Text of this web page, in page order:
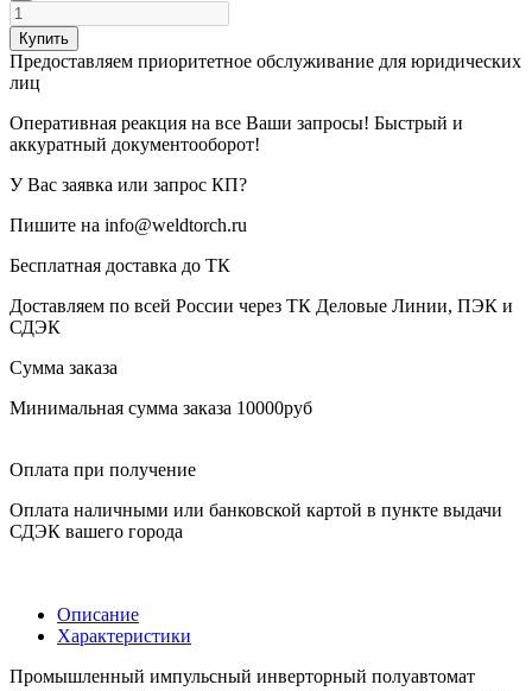
Купить
Предоставляем приоритетное обслуживание для юридических
лиц
Оперативная реакция на все Ваши запросы! Быстрый и
аккуратный документооборот!
У Вас заявка или запрос КП?
Пишите на info@weldtorch.ru
Бесплатная доставка до ТК
Доставляем по всей России через ТК Деловые Линии, ПЭК и
СДЭК
Сумма заказа
Минимальная сумма заказа 10000руб
Оплата при получение
Оплата наличными или банковской картой в пункте выдачи
СДЭК вашего города
Описание
Характеристики
Промышленный импульсный инверторный полуавтомат